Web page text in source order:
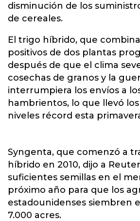
disminución de los
de cereales.
El trigo híbrido, que
positivos de dos plantas
después de que el clima
cosechas de granos y la
interrumpiera los envíos a
hambrientos, lo que llevó
niveles récord esta
Syngenta, que comenzó a
híbrido en 2010, dijo a
suficientes semillas en el
próximo año para que los
estadounidenses siembren
7.000 acres.